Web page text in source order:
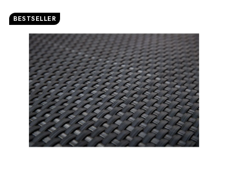
KANCELÁŘ / PRACOVNA
KOUPELNA A WC
PŘEDSÍŇ
CHOVATELSKÉ POTŘEBY
DOPLŇKY A DEKORACE
BESTSELLER